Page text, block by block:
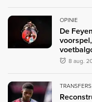
OPINIE
De
8 aug.
TRANSFERS